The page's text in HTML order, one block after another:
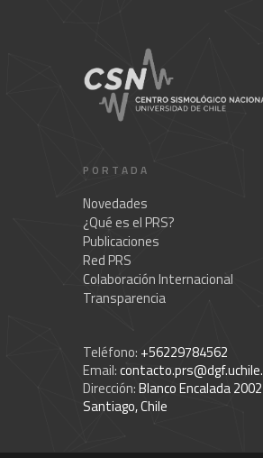
PORTADA
Novedades
¿Qué es el PRS?
Publicaciones
Red PRS
Colaboración Internacional
Transparencia
Teléfono: +56229784562
Email:
Dirección:Blanco Encalada
Santiago, Chile